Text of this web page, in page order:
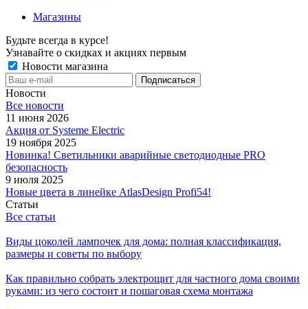
Магазины
Будьте всегда в курсе!
Узнавайте о скидках и акциях первым
Новости магазина
Новости
Все новости
11 июня 2026
Акция от Systeme Electric
19 ноября 2025
Новинка! Светильники аварийные светодиодные PRO
безопасность
9 июля 2025
Новые цвета в линейке AtlasDesign Profi54!
Статьи
Все статьи
Виды цоколей лампочек для дома: полная классификация,
размеры и советы по выбору
Как правильно собрать электрощит для частного дома своими
руками: из чего состоит и пошаговая схема монтажа